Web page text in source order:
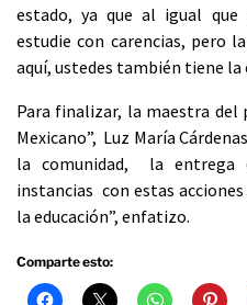
estado, ya que al igual
estudie con carencias, pero
aquí, ustedes también tiene
Para finalizar, la maestra
Mexicano”, Luz María
la comunidad, la entrega
instancias con estas
la educación”, enfatizo.
Comparte esto: